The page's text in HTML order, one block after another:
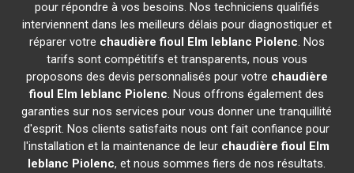
pour répondre à vos besoins. Nos techniciens qualifiés
interviennent dans les meilleurs délais pour diagnostiquer et
réparer votre chaudière fioul Elm leblanc Piolenc. Nos
tarifs sont compétitifs et transparents, nous vous
proposons des devis personnalisés pour votre chaudière
fioul Elm leblanc Piolenc. Nous offrons également des
garanties sur nos services pour vous donner une tranquillité
d'esprit. Nos clients satisfaits nous ont fait confiance pour
l'installation et la maintenance de leur chaudière fioul Elm
leblanc Piolenc, et nous sommes fiers de nos résultats.